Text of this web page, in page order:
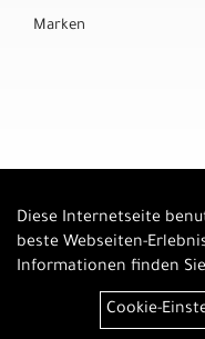
Marken
Diese Internetseite
beste Webseiten-
Informationen finden
Cookie-